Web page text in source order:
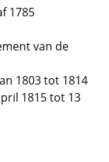
1785
van de
1803 tot 1814
1815 tot 13